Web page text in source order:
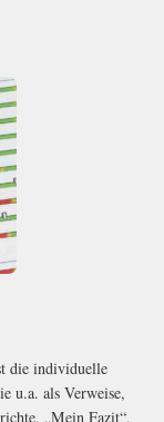
die individuelle
u.a. als Verweise,
„Mein Fazit“,